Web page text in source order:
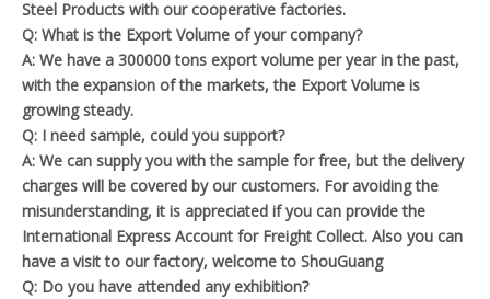
Steel Products with our cooperative factories.
Q: What is the Export Volume of your company?
A: We have a 300000 tons export volume per year in the past,
with the expansion of the markets, the Export Volume is
growing steady.
Q: I need sample, could you support?
A: We can supply you with the sample for free, but the delivery
charges will be covered by our customers. For avoiding the
misunderstanding, it is appreciated if you can provide the
International Express Account for Freight Collect. Also you can
have a visit to our factory, welcome to ShouGuang
Q: Do you have attended any exhibition?